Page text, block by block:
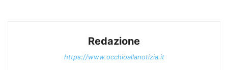
Redazione
https://www.occhioallanotizia.it